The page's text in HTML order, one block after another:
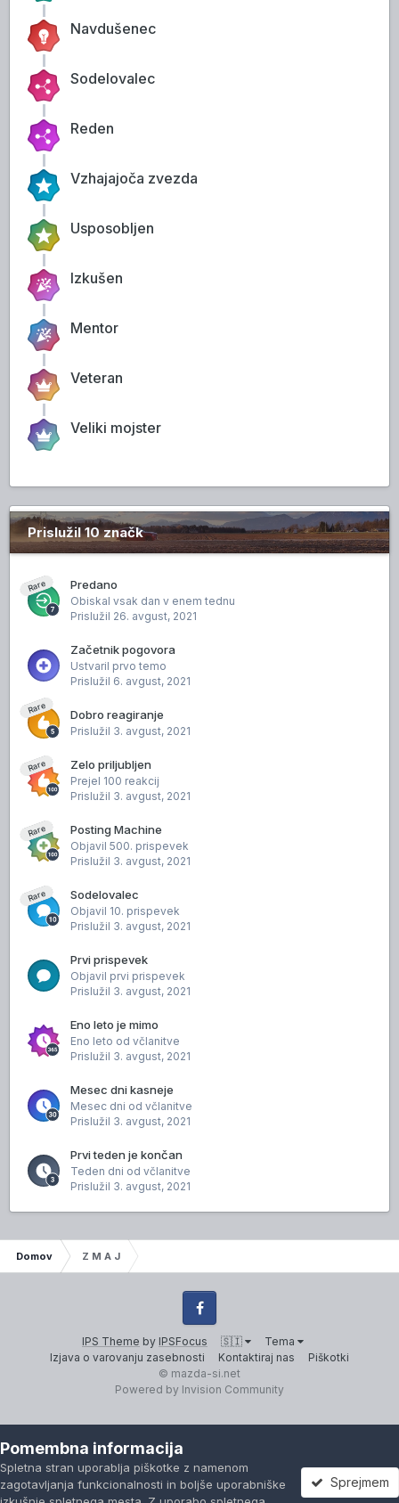
Navdušenec
Sodelovalec
Reden
Vzhajajoča zvezda
Usposobljen
Izkušen
Mentor
Veteran
Veliki mojster
Prislužil 10 značk
Rare Predano
Obiskal vsak dan v enem tednu
Prislužil 26. avgust, 2021
Začetnik pogovora
Ustvaril prvo temo
Prislužil 6. avgust, 2021
Rare Dobro reagiranje
Prislužil 3. avgust, 2021
Rare Zelo priljubljen
Prejel 100 reakcij
Prislužil 3. avgust, 2021
Rare Posting Machine
Objavil 500. prispevek
Prislužil 3. avgust, 2021
Rare Sodelovalec
Objavil 10. prispevek
Prislužil 3. avgust, 2021
Prvi prispevek
Objavil prvi prispevek
Prislužil 3. avgust, 2021
Eno leto je mimo
Eno leto od včlanitve
Prislužil 3. avgust, 2021
Mesec dni kasneje
Mesec dni od včlanitve
Prislužil 3. avgust, 2021
Prvi teden je končan
Teden dni od včlanitve
Prislužil 3. avgust, 2021
Domov Z M A J
IPS Theme by IPSFocus 🇸🇮
Tema
Izjava o varovanju zasebnosti
Kontaktiraj nas Piškotki
Facebook
© mazda-si.net
Powered by Invision Community
Pomembna informacija
Spletna stran uporablja piškotke z namenom
zagotavljanja funkcionalnosti in boljše uporabniške
Sprejmem